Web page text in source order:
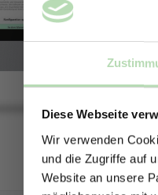
Diese Webseite
Wir verwenden
und die Zugriffe auf
Website an unsere